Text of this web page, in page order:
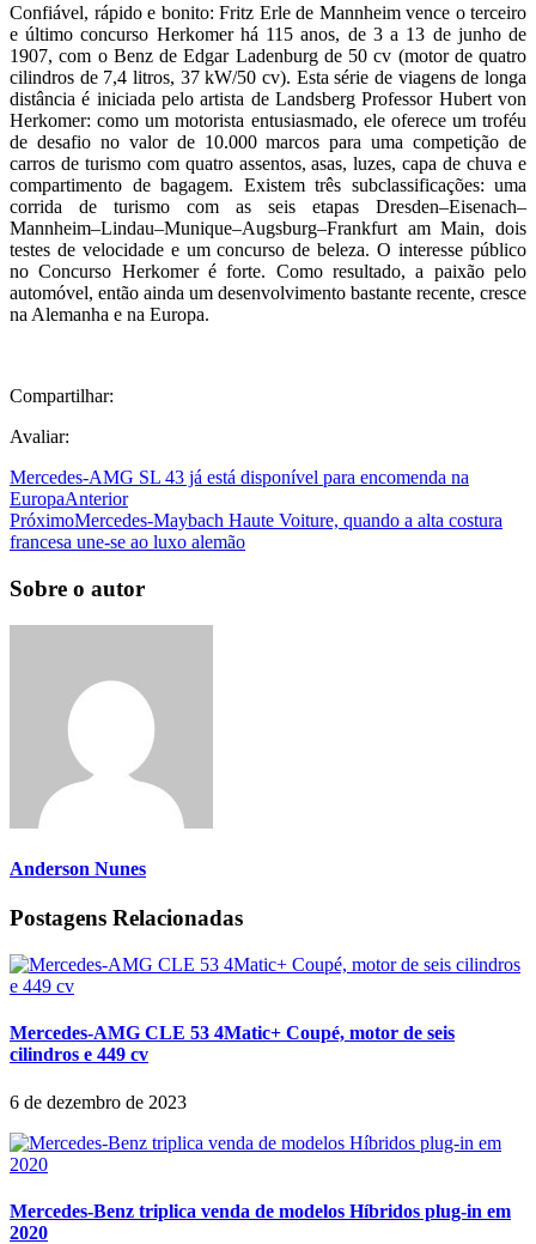
Confiável, rápido e bonito: Fritz Erle de Mannheim vence o terceiro
e último concurso Herkomer há 115 anos, de 3 a 13 de junho de
1907, com o Benz de Edgar Ladenburg de 50 cv (motor de quatro
cilindros de 7,4 litros, 37 kW/50 cv). Esta série de viagens de longa
distância é iniciada pelo artista de Landsberg Professor Hubert von
Herkomer: como um motorista entusiasmado, ele oferece um troféu
de desafio no valor de 10.000 marcos para uma competição de
carros de turismo com quatro assentos, asas, luzes, capa de chuva e
compartimento de bagagem. Existem três subclassificações: uma
corrida de turismo com as seis etapas Dresden–Eisenach–
Mannheim–Lindau–Munique–Augsburg–Frankfurt am Main, dois
testes de velocidade e um concurso de beleza. O interesse público
no Concurso Herkomer é forte. Como resultado, a paixão pelo
automóvel, então ainda um desenvolvimento bastante recente, cresce
na Alemanha e na Europa.
Compartilhar:
Avaliar:
Mercedes-AMG SL 43 já está disponível para encomenda na
EuropaAnterior
PróximoMercedes-Maybach Haute Voiture, quando a alta costura
francesa une-se ao luxo alemão
Sobre o autor
Anderson Nunes
Postagens Relacionadas
Mercedes-AMG CLE 53 4Matic+ Coupé, motor de seis
cilindros e 449 cv
6 de dezembro de 2023
Mercedes-Benz triplica venda de modelos Híbridos plug-in em
2020